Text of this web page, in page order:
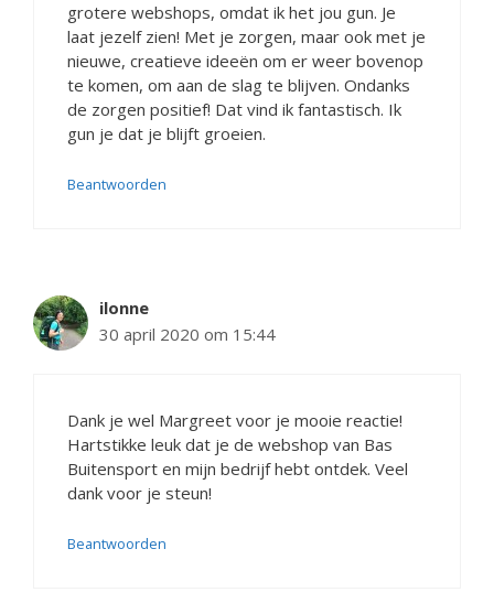
grotere webshops, omdat ik het jou gun. Je
laat jezelf zien! Met je zorgen, maar ook met je
nieuwe, creatieve ideeën om er weer bovenop
te komen, om aan de slag te blijven. Ondanks
de zorgen positief! Dat vind ik fantastisch. Ik
gun je dat je blijft groeien.
Beantwoorden
ilonne
30 april 2020 om 15:44
Dank je wel Margreet voor je mooie reactie!
Hartstikke leuk dat je de webshop van Bas
Buitensport en mijn bedrijf hebt ontdek. Veel
dank voor je steun!
Beantwoorden